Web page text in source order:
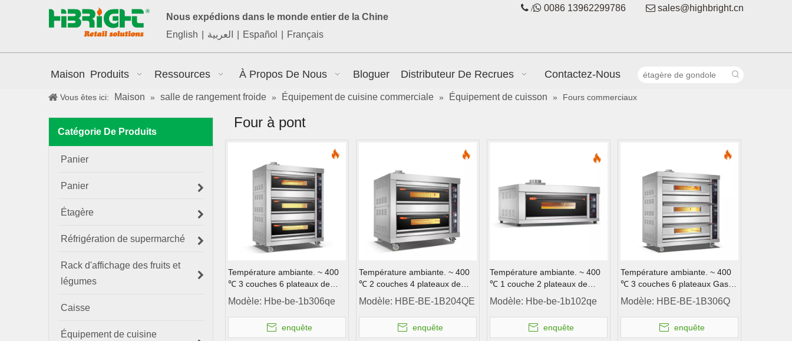
Nous expédions dans le monde entier de la Chine
English
العربية Español Français
 / 0086 13962299786  sales@highbright.cn
Maison Produits Ressources À Propos De Nous Bloguer Distributeur De Recrues Contactez-Nous
Vous êtes ici: Maison » salle de rangement froide » Équipement de cuisine commerciale » Équipement de cuisson » Fours commerciaux
Catégorie De Produits
Panier
Panier
Étagère
Réfrigération de supermarché
Rack d'affichage des fruits et
légumes
Caisse
Équipement de cuisine
Four à pont
Température ambiante. ~ 400
℃ 3 couches 6 plateaux de
porte de porte trempée à gaz
Modèle: Hbe-be-1b306qe
enquête
Température ambiante. ~ 400
℃ 2 couches 4 plateaux de
porte de porte trempée à gaz
Modèle: HBE-BE-1B204QE
enquête
Température ambiante. ~ 400
℃ 1 couche 2 plateaux de
porte à gaz trempé à gaz de
pont de pont de pont
Modèle: Hbe-be-1b102qe
enquête
Température ambiante. ~ 400
℃ 3 couches 6 plateaux Gas
Contrôle de l'instrument de
pont en acier inoxydable à gaz
Modèle: HBE-BE-1B306Q
enquête